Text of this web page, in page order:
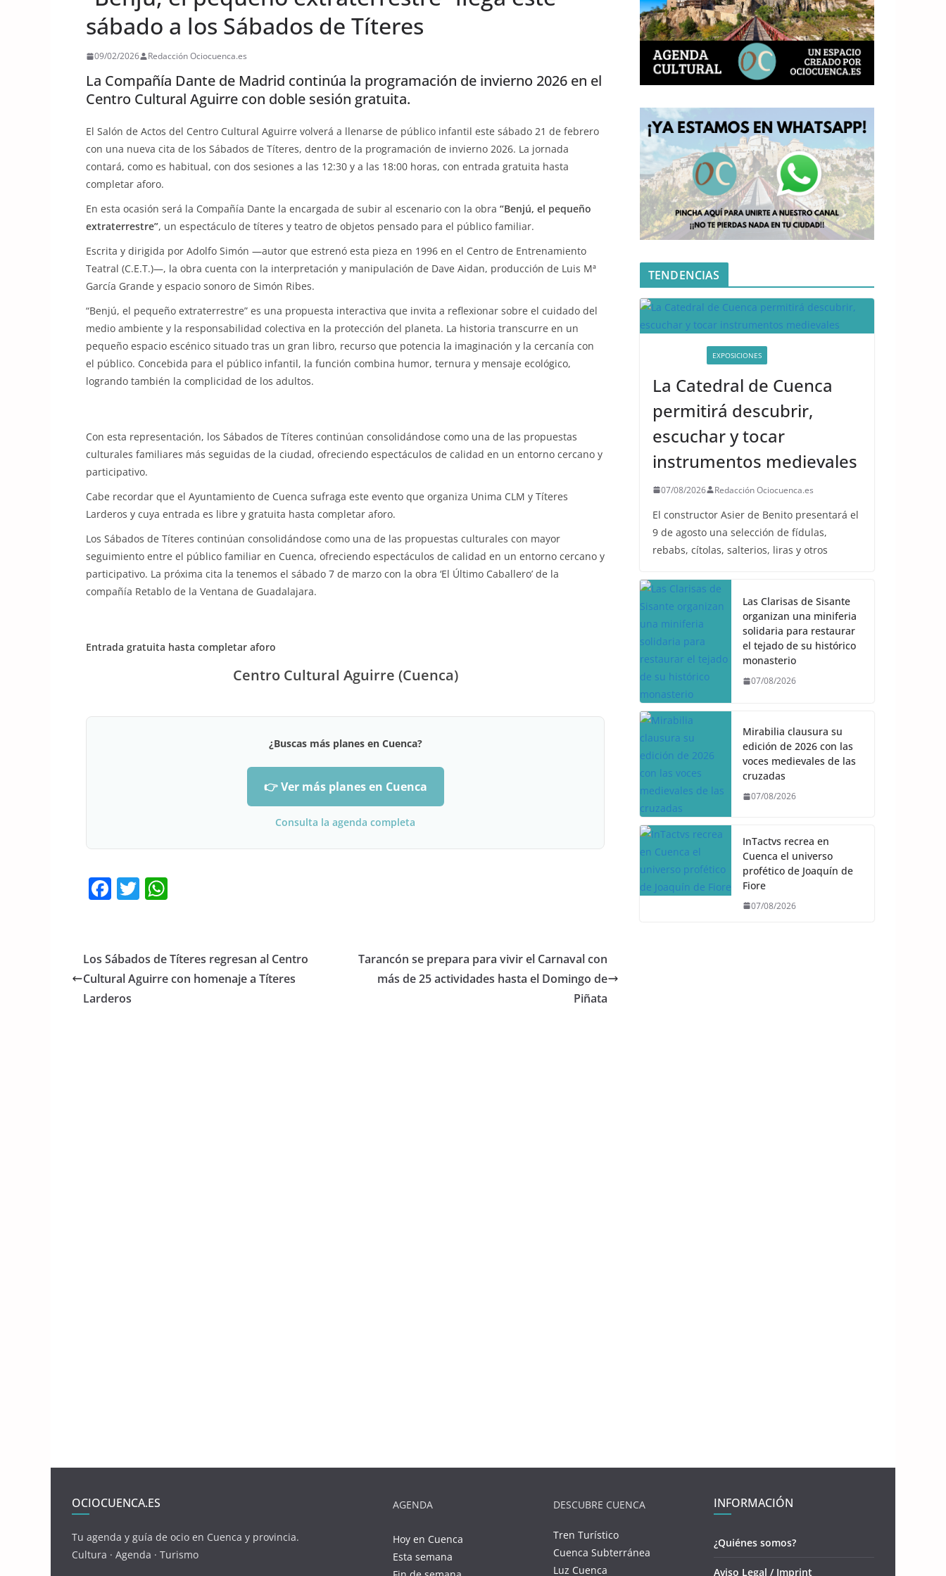
sábado a los Sábados de Títeres
09/02/2026 Redacción Ociocuenca.es
La Compañía Dante de Madrid continúa la programación de invierno 2026 en el
Centro Cultural Aguirre con doble sesión gratuita.
El Salón de Actos del Centro Cultural Aguirre volverá a llenarse de público infantil este sábado 21 de febrero
con una nueva cita de los Sábados de Títeres, dentro de la programación de invierno 2026. La jornada
contará, como es habitual, con dos sesiones a las 12:30 y a las 18:00 horas, con entrada gratuita hasta
completar aforo.
En esta ocasión será la Compañía Dante la encargada de subir al escenario con la obra “Benjú, el pequeño
extraterrestre”, un espectáculo de títeres y teatro de objetos pensado para el público familiar.
Escrita y dirigida por Adolfo Simón —autor que estrenó esta pieza en 1996 en el Centro de Entrenamiento
Teatral (C.E.T.)—, la obra cuenta con la interpretación y manipulación de Dave Aidan, producción de Luis Mª
García Grande y espacio sonoro de Simón Ribes.
“Benjú, el pequeño extraterrestre” es una propuesta interactiva que invita a reflexionar sobre el cuidado del
medio ambiente y la responsabilidad colectiva en la protección del planeta. La historia transcurre en un
pequeño espacio escénico situado tras un gran libro, recurso que potencia la imaginación y la cercanía con
el público. Concebida para el público infantil, la función combina humor, ternura y mensaje ecológico,
logrando también la complicidad de los adultos.
Con esta representación, los Sábados de Títeres continúan consolidándose como una de las propuestas
culturales familiares más seguidas de la ciudad, ofreciendo espectáculos de calidad en un entorno cercano y
participativo.
Cabe recordar que el Ayuntamiento de Cuenca sufraga este evento que organiza Unima CLM y Títeres
Larderos y cuya entrada es libre y gratuita hasta completar aforo.
Los Sábados de Títeres continúan consolidándose como una de las propuestas culturales con mayor
seguimiento entre el público familiar en Cuenca, ofreciendo espectáculos de calidad en un entorno cercano y
participativo. La próxima cita la tenemos el sábado 7 de marzo con la obra ‘El Último Caballero’ de la
compañía Retablo de la Ventana de Guadalajara.
Entrada gratuita hasta completar aforo
Centro Cultural Aguirre (Cuenca)
¿Buscas más planes en Cuenca?
👉 Ver más planes en Cuenca
Consulta la agenda completa
F
e
b
o
T
er s
A
Los Sábados de Títeres regresan al Centro
Cultural Aguirre con homenaje a Títeres
Larderos
Tarancón se prepara para vivir el Carnaval con
más de 25 actividades hasta el Domingo de
Piñata
TENDENCIAS
EXPOSICIONES
La Catedral de Cuenca
permitirá descubrir,
escuchar y tocar
instrumentos medievales
07/08/2026 Redacción Ociocuenca.es
El constructor Asier de Benito presentará el
9 de agosto una selección de fídulas,
rebabs, cítolas, salterios, liras y otros
Las Clarisas de Sisante
organizan una miniferia
solidaria para restaurar
el tejado de su histórico
monasterio
07/08/2026
Mirabilia clausura su
edición de 2026 con las
voces medievales de las
cruzadas
07/08/2026
InTactvs recrea en
Cuenca el universo
profético de Joaquín de
Fiore
07/08/2026
OCIOCUENCA.ES
Tu agenda y guía de ocio en Cuenca y provincia.
Cultura · Agenda · Turismo
AGENDA
Hoy en Cuenca
Esta semana
DESCUBRE CUENCA
Tren Turístico
Cuenca Subterránea
Luz Cuenca
INFORMACIÓN
¿Quiénes somos?
Aviso Legal / Imprint